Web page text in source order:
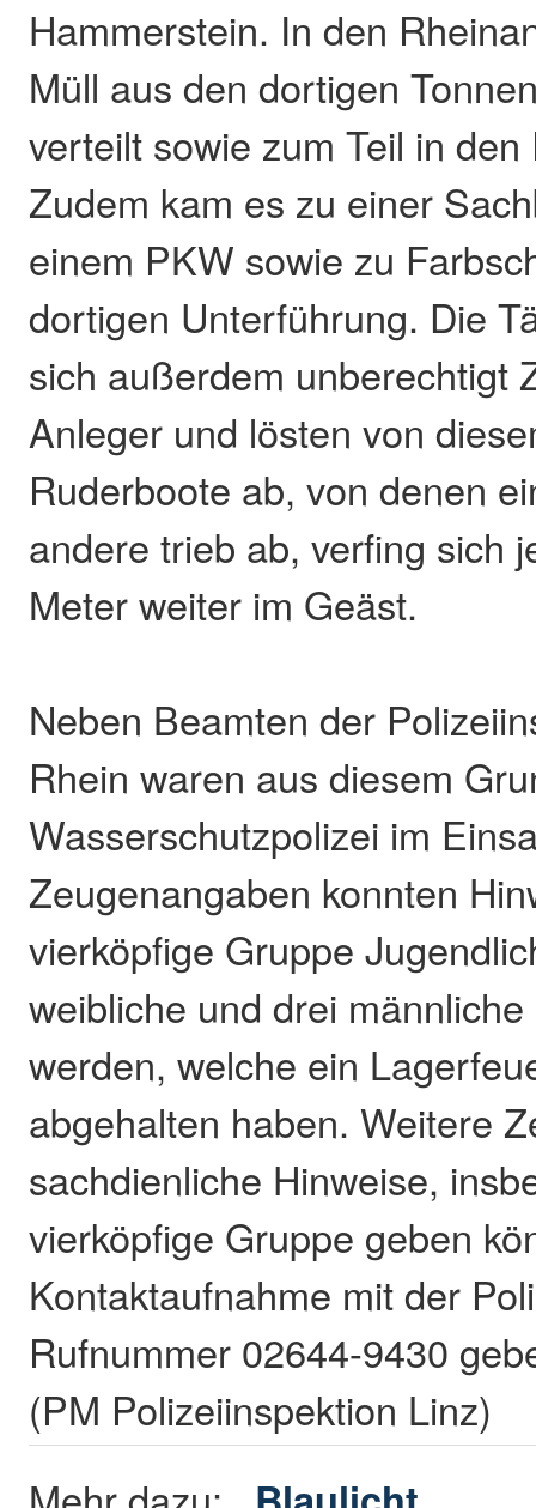
Hammerstein. In den
Müll aus den dortigen
verteilt sowie zum Teil in
Zudem kam es zu einer
einem PKW sowie zu
dortigen Unterführung. Die
sich außerdem unberechtigt
Anleger und lösten von
Ruderboote ab, von denen
andere trieb ab, verfing sich
Meter weiter im Geäst.
Neben Beamten der
Rhein waren aus diesem
Wasserschutzpolizei im
Zeugenangaben konnten
vierköpfige Gruppe
weibliche und drei
werden, welche ein
abgehalten haben. Weitere
sachdienliche Hinweise,
vierköpfige Gruppe geben
Kontaktaufnahme mit der
Rufnummer 02644-9430
(PM Polizeiinspektion Linz)